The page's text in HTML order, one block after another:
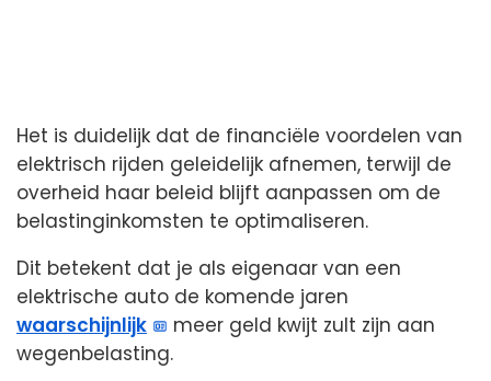
Het is duidelijk dat de financiële voordelen van
elektrisch rijden geleidelijk afnemen, terwijl de
overheid haar beleid blijft aanpassen om de
belastinginkomsten te optimaliseren.
Dit betekent dat je als eigenaar van een
elektrische auto de komende jaren
waarschijnlijk
meer geld kwijt zult zijn aan
wegenbelasting.